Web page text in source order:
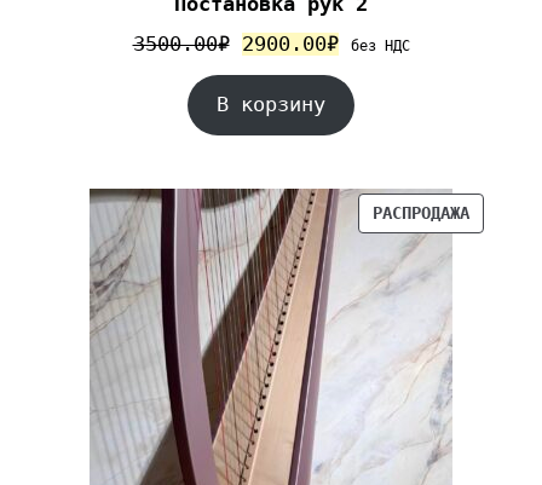
3500.00₽ 2900.00₽ без НДС
В корзину
РАСПРОДАЖА